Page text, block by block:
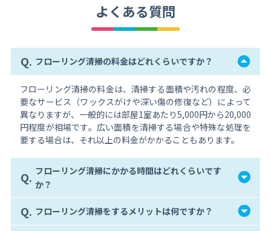
よくある質問
Q. フローリング清掃の料金はどれくらいですか？
フローリング清掃の料金は、清掃する面積や汚れの程度、必
要なサービス（ワックスがけや深い傷の修復など）によって
異なりますが、一般的には部屋1室あたり5,000円から20,000
円程度が相場です。広い面積を清掃する場合や特殊な処理を
要する場合は、それ以上の料金がかかることもあります。
Q. フローリング清掃にかかる時間はどれくらいです
か？
Q. フローリング清掃をするメリットは何ですか？